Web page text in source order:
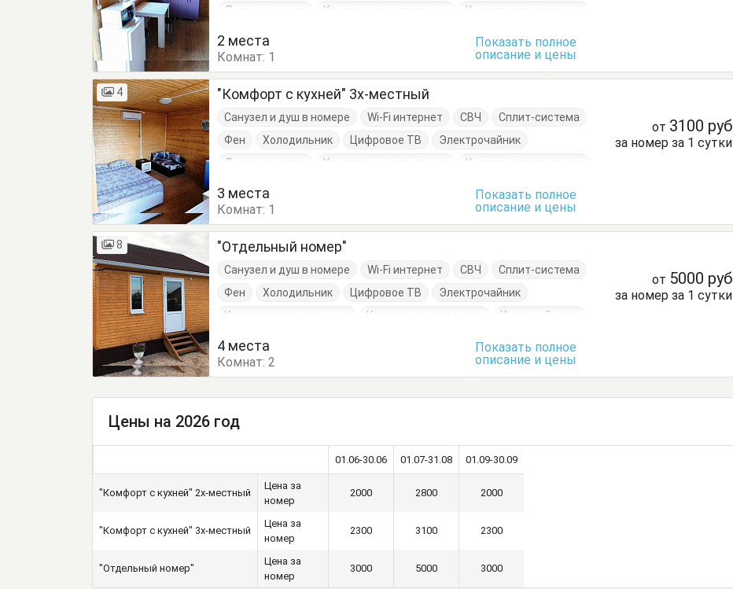
Диван-кровать
Кровати односпальные
Кровать двуспальная
Терраса
2 места
Комнат: 1
Показать полное
описание и цены
4 "Комфорт с кухней" 3х-местный
Санузел и душ в номере Wi-Fi интернет СВЧ
Сплит-система
Фен
Холодильник Цифровое ТВ
Электрочайник
Диван-кровать
Кровати односпальные
Кровать двуспальная
Терраса
от 3100 руб
за номер за 1 сутки
3 места
Комнат: 1
Показать полное
описание и цены
8 "Отдельный номер"
Санузел и душ в номере Wi-Fi интернет СВЧ
Сплит-система
Фен
Холодильник Цифровое ТВ
Электрочайник
Кровати односпальные
Кровать двуспальная
Кухонный стол
Шкаф
от 5000 руб
за номер за 1 сутки
4 места
Комнат:2
Показать полное
описание и цены
Цены на 2026 год
01.06-30.06 01.07-31.08 01.09-30.09
"Комфорт с кухней" 2х-местный
Цена за
номер
2000 2800 2000
"Комфорт с кухней" 3х-местный
Цена за
номер
2300 3100 2300
"Отдельный номер"
Цена за
номер
3000 5000 3000